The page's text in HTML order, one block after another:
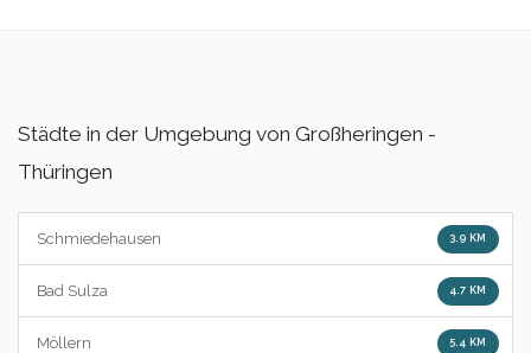
Städte in der Umgebung von Großheringen -
Thüringen
Schmiedehausen 3.9 KM
Bad Sulza 4.7 KM
Möllern 5.4 KM